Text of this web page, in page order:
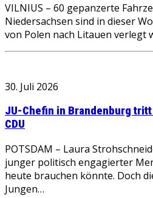
VILNIUS – 60 gepanzerte
Niedersachsen sind in dieser
von Polen nach Litauen verlegt
30. Juli 2026
JU-Chefin in Brandenburg
CDU
POTSDAM – Laura
junger politisch engagierter
heute brauchen könnte. Doch
Jungen…